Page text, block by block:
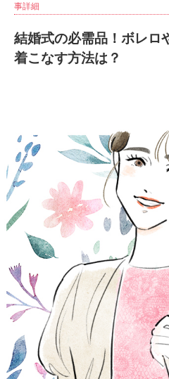
事詳細
結婚式の必需品！ボレロ
着こなす方法は？